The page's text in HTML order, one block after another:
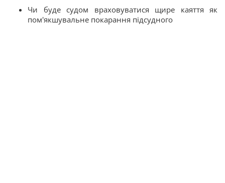
Чи буде судом враховуватися щире каяття як
пом'якшувальне покарання підсудного